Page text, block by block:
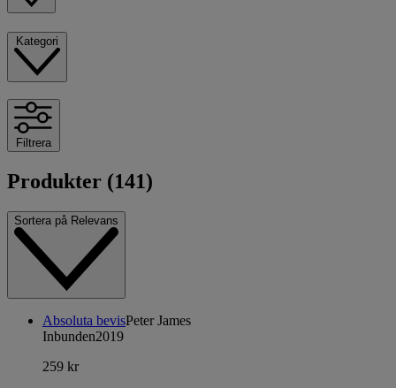
Filtrera
Produkter (141)
Sortera på Relevans
Absoluta bevisPeter James
Inbunden2019
259 kr